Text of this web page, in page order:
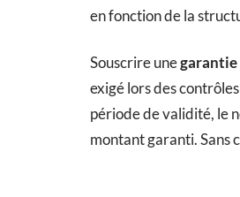
en fonction de la
Souscrire une
exigé lors des
période de validité, le
montant garanti. Sans